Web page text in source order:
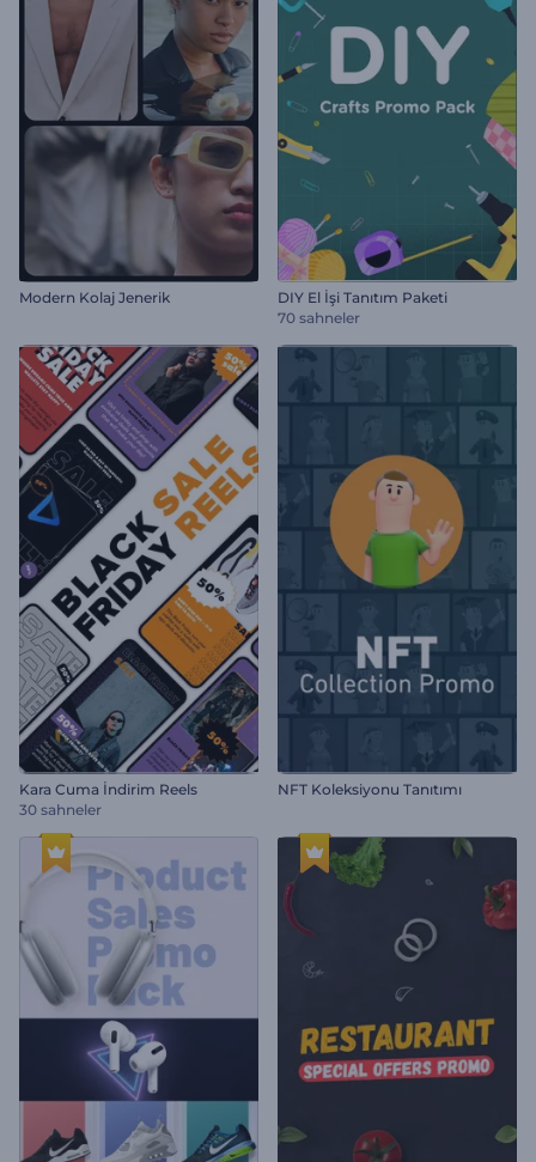
Modern Kolaj Jenerik
DIY El İşi Tanıtım Paketi
70 sahneler
Kara Cuma İndirim Reels
30 sahneler
NFT Koleksiyonu Tanıtımı